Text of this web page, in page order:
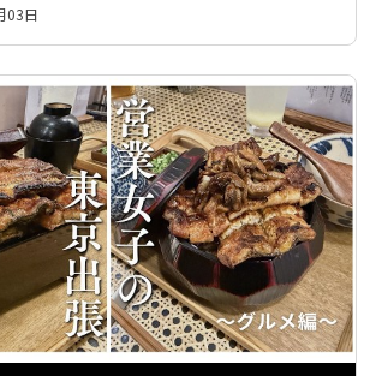
タセンター
ィング
ドローン
バックアップ
ファイルサーバ
フィッシング対策
ホワイトペーパー
マルウェア対策
ール
メールアーカイブ
メールセキュリティ
ング
メールマナー
メール作成
メール監査
メール誤送信対策
03日